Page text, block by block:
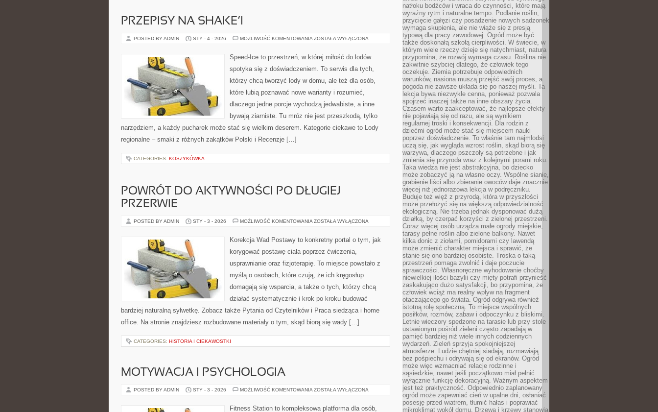
PRZEPISY NA SHAKE’I
POSTED BY ADMIN STY - 4 - 2026 MOŻLIWOŚĆ KOMENTOWANIA PRZEPISY
ZOSTAŁA WYŁĄCZONA
Speed-Ice to przestrzeń, w której miłość do lodów
spotyka się z doświadczeniem. To serwis dla tych,
którzy chcą tworzyć lody w domu, ale też dla osób,
które lubią poznawać nowe warianty i rozumieć,
dlaczego jedne porcje wychodzą jedwabiste, a inne
bywają ziarniste. Tu mróz nie jest przeszkodą, tylko
narzędziem, a każdy pucharek może stać się wielkim deserem. Kategorie ciekawe to Lody
regionalne – smaki z różnych zakątków Polski i Recenzje […]
CATEGORIES: KOSZYKÓWKA
POWRÓT DO AKTYWNOŚCI PO DŁUGIEJ
PRZERWIE
POSTED BY ADMIN STY - 3 - 2026 MOŻLIWOŚĆ KOMENTOWANIA POWRÓT
PO
DŁUGIEJ
ZOSTAŁA WYŁĄCZONA
Korekcja Wad Postawy to konkretny portal o tym, jak
korygować postawę ciała poprzez ćwiczenia,
usprawnianie oraz fizjoterapię. To miejsce powstało z
myślą o osobach, które czują, że ich kręgosłup
domagają się wsparcia, a także o tych, którzy chcą
działać systematycznie i krok po kroku budować
bardziej naturalną sylwetkę. Zobacz także Pytania od Czytelników i Praca siedząca i home
office. Na stronie znajdziesz rozbudowane materiały o tym, skąd biorą się wady […]
CATEGORIES: HISTORIA I CIEKAWOSTKI
MOTYWACJA I PSYCHOLOGIA
POSTED BY ADMIN STY - 3 - 2026 MOŻLIWOŚĆ KOMENTOWANIA MOTYWACJA
ZOSTAŁA WYŁĄCZONA
Fitness Station to kompleksowa platforma dla osób,
natłoku bodźców i wraca do czynności, które mają
wyraźny rytm i naturalne tempo. Podlanie roślin,
przycięcie gałęzi czy posadzenie nowych sadzonek
wymaga skupienia, ale nie wiąże się z presją
typową dla pracy zawodowej. Ogród może być
także doskonałą szkołą cierpliwości. W świecie, w
którym wiele rzeczy dzieje się natychmiast, natura
przypomina, że rozwój wymaga czasu. Roślina nie
zakwitnie szybciej dlatego, że człowiek tego
oczekuje. Ziemia potrzebuje odpowiednich
warunków, nasiona muszą przejść swój proces, a
pogoda nie zawsze układa się po naszej myśli. Ta
lekcja bywa niezwykle cenna, ponieważ pozwala
spojrzeć inaczej także na inne obszary życia.
Czasem warto zaakceptować, że najlepsze efekty
nie pojawiają się od razu, ale są wynikiem
regularnej troski i konsekwencji. Dla rodzin z
dziećmi ogród może stać się miejscem nauki
poprzez doświadczenie. To właśnie tam najmłodsi
uczą się, jak wygląda wzrost roślin, skąd biorą się
warzywa, dlaczego pszczoły są potrzebne i jak
zmienia się przyroda wraz z kolejnymi porami roku.
Taka wiedza nie jest abstrakcyjna, bo dziecko
może zobaczyć ją na własne oczy. Wspólne sianie,
grabienie liści albo zbieranie owoców daje znacznie
więcej niż jednorazowa lekcja w podręczniku.
Buduje też więź z przyrodą, która w przyszłości
może przełożyć się na większą odpowiedzialność
ekologiczną. Nie trzeba jednak dysponować dużą
działką, by czerpać korzyści z zielonej przestrzeni.
Coraz więcej osób urządza małe ogrody miejskie,
tarasy pełne roślin albo zielone balkony. Nawet
kilka donic z ziołami, pomidorami czy lawendą
może zmienić charakter miejsca i sprawić, że
stanie się ono bardziej osobiste. Troska o taką
przestrzeń pomaga zwolnić i daje poczucie
sprawczości. Własnoręczne wyhodowanie choćby
niewielkiej ilości bazylii czy mięty potrafi przynieść
zaskakująco dużo satysfakcji, bo przypomina, że
człowiek wciąż ma realny wpływ na fragment
otaczającego go świata. Ogród odgrywa również
istotną rolę społeczną. To miejsce wspólnych
posiłków, rozmów, zabaw i odpoczynku z bliskimi.
Letnie wieczory spędzone na tarasie lub przy stole
ustawionym pośród zieleni często zapadają w
pamięć bardziej niż wiele innych codziennych
wydarzeń. Zieleń sprzyja spokojniejszej
atmosferze. Ludzie chętniej siadają, rozmawiają
bez pośpiechu i odrywają się od ekranów. Ogród
może więc wzmacniać relacje rodzinne i
sąsiedzkie, nawet jeśli początkowo miał pełnić
wyłącznie funkcję dekoracyjną. Ważnym aspektem
jest też praktyczność. Odpowiednio zaplanowany
ogród może zapewniać cień w upalne dni, osłaniać
posesję przed wiatrem, tłumić hałas i poprawiać
mikroklimat wokół domu. Drzewa i krzewy stanowią